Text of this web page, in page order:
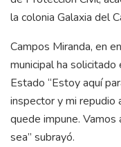
la colonia Galaxia del
Campos Miranda, en
municipal ha
Estado “Estoy aquí
inspector y mi repudio
quede impune.
sea” subrayó.